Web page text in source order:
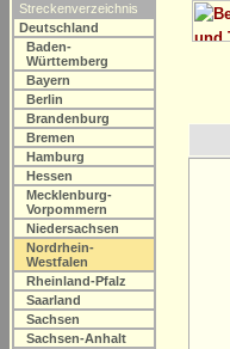
Streckenverzeichnis
Deutschland
Baden-
Württemberg
Bayern
Berlin
Brandenburg
Bremen
Hamburg
Hessen
Mecklenburg-
Vorpommern
Niedersachsen
Nordrhein-
Westfalen
Rheinland-Pfalz
Saarland
Sachsen
Sachsen-Anhalt